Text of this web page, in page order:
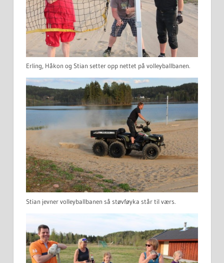
Erling, Håkon og Stian setter opp nettet på volleyballbanen.
Stian jevner volleyballbanen så støvføyka står til værs.